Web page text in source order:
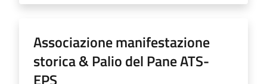
Associazione manifestazione
storica & Palio del Pane ATS-